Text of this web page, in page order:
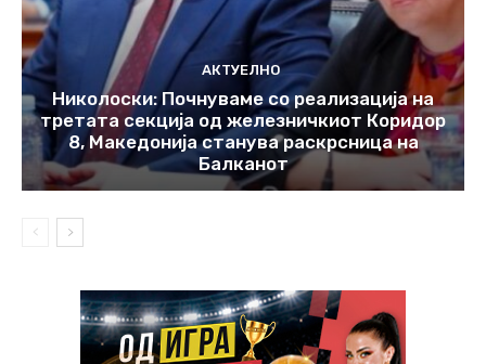
АКТУЕЛНО
Николоски: Почнуваме со реализација на
третата секција од железничкиот Коридор
8, Македонија станува раскрсница на
Балканот